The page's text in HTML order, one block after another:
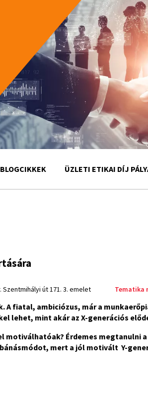
BLOGCIKKEK ÜZLETI ETIKAI DÍJ
út 171. 3. emelet Tematika
A fiatal, ambiciózus, már a
lehet, mint akár az X-generációs
motiválhatóak? Érdemes megtanulni a
mert a jól motivált Y-